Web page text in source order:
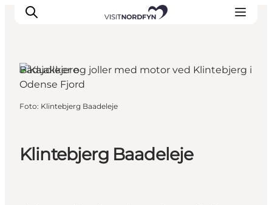
Oplev
Overnatning
Klintebjerg Baadeleje
Bådudlejere
Foto: Klintebjerg Baadeleje